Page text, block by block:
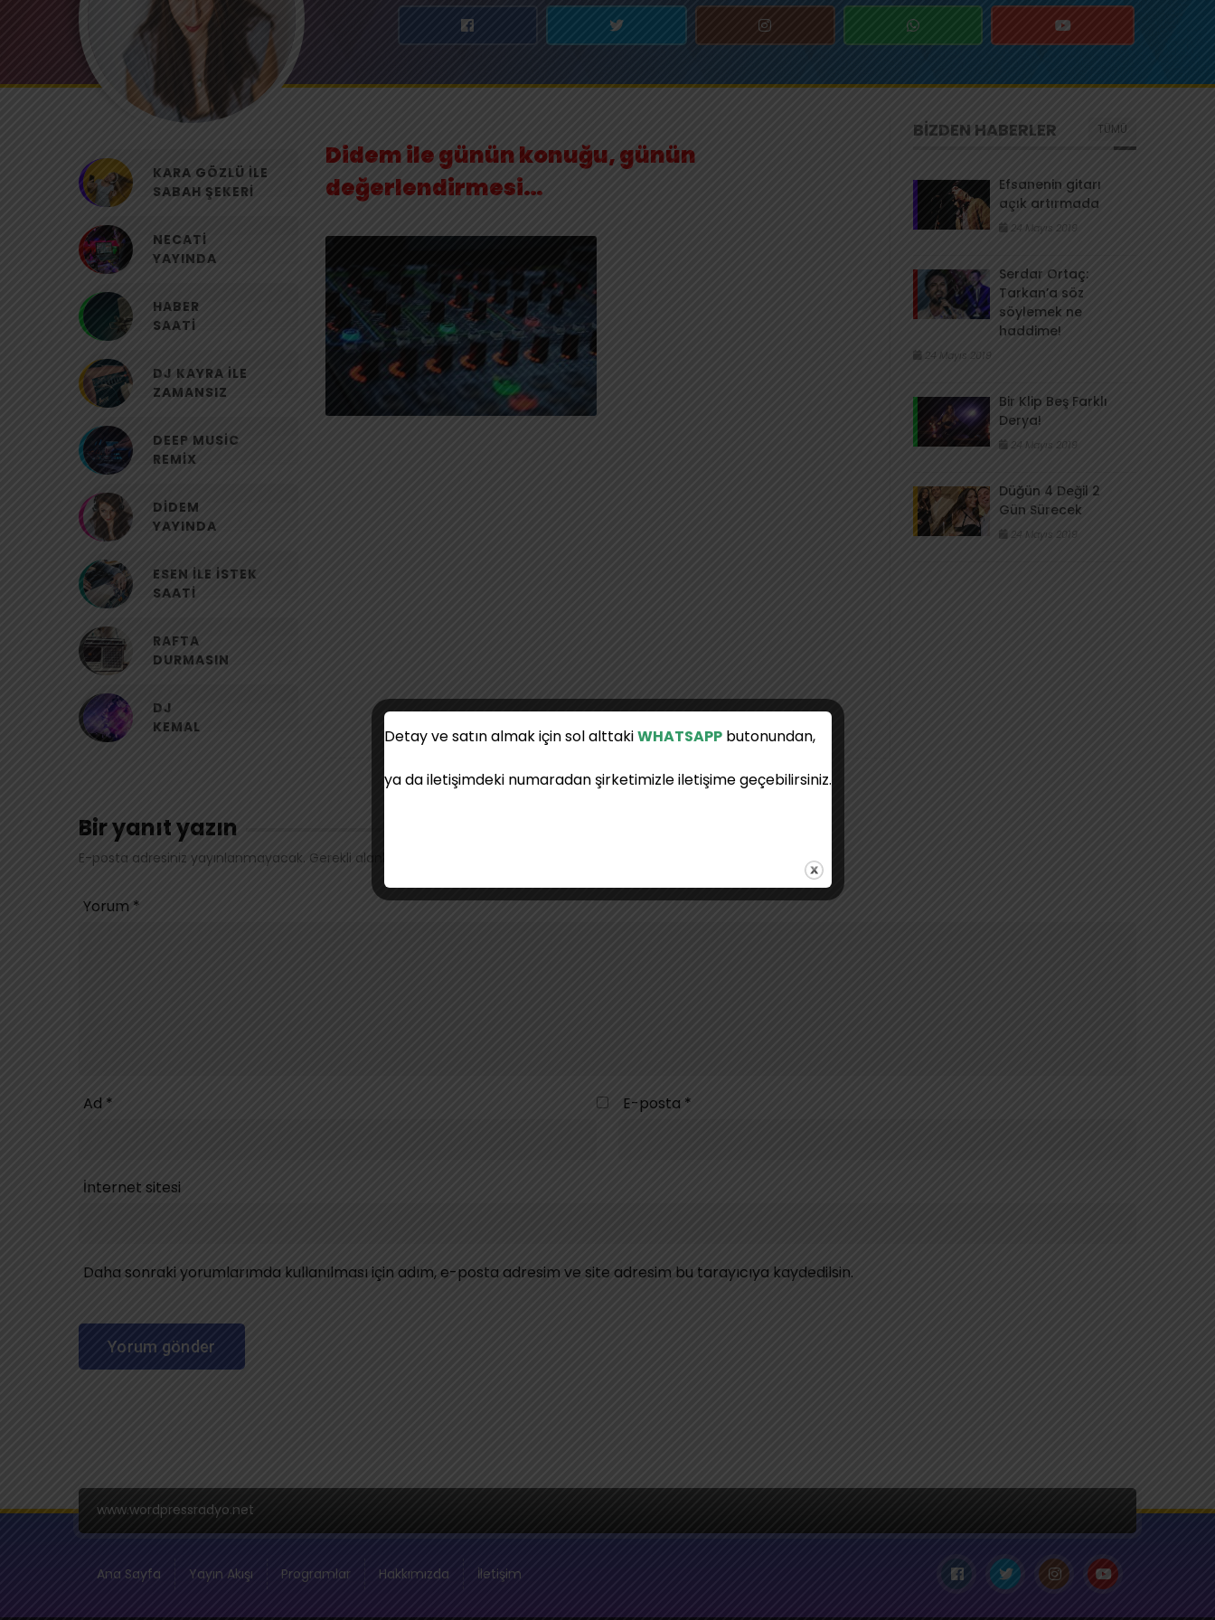
KARA GÖZLÜ ILE
SABAH ŞEKERI
NECATI
YAYINDA
HABER
SAATI
DJ KAYRA ILE
ZAMANSIZ
DEEP MUSIC
REMIX
DIDEM
YAYINDA
ESEN ILE İSTEK
SAATI
RAFTA
DURMASIN
DJ
KEMAL
Didem ile günün konuğu, günün
değerlendirmesi…
BİZDEN HABERLER TÜMÜ
Efsanenin gitarı
açık artırmada
24 Mayıs 2019
Serdar Ortaç:
Tarkan’a söz
söylemek ne
haddime!
24 Mayıs 2019
Bir Klip Beş Farklı
Derya!
24 Mayıs 2019
Düğün 4 Değil 2
Gün Sürecek
24 Mayıs 2019
Bir yanıt yazın
E-posta adresiniz yayınlanmayacak. Gerekli alanlar
Yorum *
Ad * E-posta *
İnternet sitesi
Daha sonraki yorumlarımda kullanılması için adım, e-posta adresim ve site adresim bu tarayıcıya kaydedilsin.
www.wordpressradyo.net
Ana Sayfa Yayın Akışı Programlar Hakkımızda İletişim
Detay ve satın almak için sol alttakiWHATSAPPbutonundan,
ya da iletişimdeki numaradan şirketimizle iletişime geçebilirsiniz.